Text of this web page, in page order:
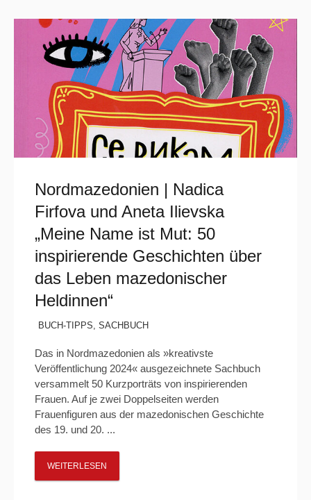
Nordmazedonien | Nadica
Firfova und Aneta Ilievska
„Meine Name ist Mut: 50
inspirierende Geschichten über
das Leben mazedonischer
Heldinnen“
BUCH-TIPPS, SACHBUCH
Das in Nordmazedonien als »kreativste
Veröffentlichung 2024« ausgezeichnete Sachbuch
versammelt 50 Kurzporträts von inspirierenden
Frauen. Auf je zwei Doppelseiten werden
Frauenfiguren aus der mazedonischen Geschichte
des 19. und 20. ...
WEITERLESEN